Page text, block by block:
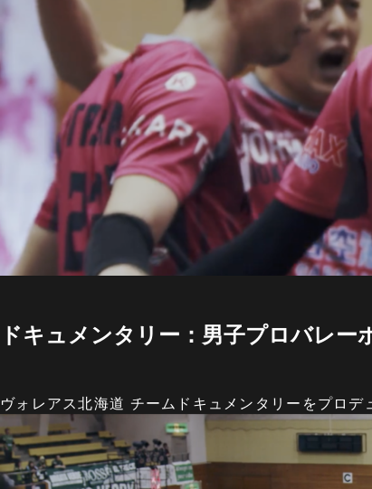
ドキュメンタリー：男子プロバレー
ヴォレアス北海道 チームドキュメンタリーをプロデ